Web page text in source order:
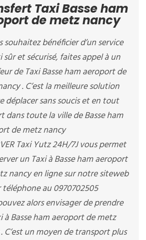
Taxi Basse ham
de metz nancy
souhaitez bénéficier d’un service
sûr et sécurisé, faites appel à un
de Taxi Basse ham aeroport de
. C’est la meilleure solution
déplacer sans soucis et en tout
dans toute la ville de Basse ham
de metz nancy
Taxi Yutz 24H/7J vous permet
un Taxi à Basse ham aeroport
nancy en ligne sur notre siteweb
au 0970702505
alors envisager de prendre
à Basse ham aeroport de metz
C’est un moyen de transport plus